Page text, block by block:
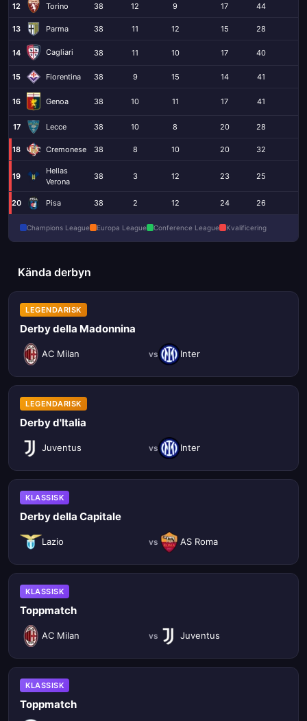
12 Torino 38 12 9 17 44
13 Parma 38 11 12 15 28
14 Cagliari 38 11 10 17 40
15 Fiorentina 38 9 15 14 41
16 Genoa 38 10 11 17 41
17 Lecce 38 10 8 20 28
18 Cremonese 38 8 10 20 32
19
Hellas
Verona
38 3 12 23 25
20 Pisa 38 2 12 24 26
Champions League Europa League Conference League Kvalificering
Kända derbyn
LEGENDARISK
Derby della Madonnina
AC Milan vs Inter
LEGENDARISK
Derby d'Italia
Juventus vs Inter
KLASSISK
Derby della Capitale
Lazio vs AS Roma
KLASSISK
Toppmatch
AC Milan vs Juventus
KLASSISK
Toppmatch